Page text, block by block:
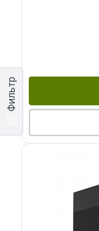
Фильтр